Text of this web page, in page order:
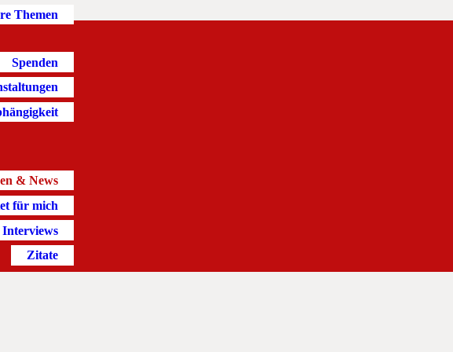
Themen
Spenden
& News
für mich
Interviews
Zitate